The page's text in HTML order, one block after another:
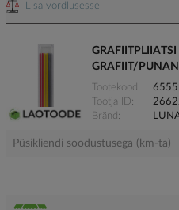
Lisa võrdlusesse
GRAFIITPLIIATSI
GRAFIIT/
Tootekood
Tootja ID
Bränd
Püsikliendi soodustusega (km-ta)